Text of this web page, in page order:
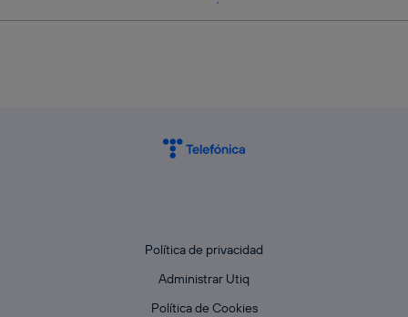
Política de privacidad
Administrar Utiq
Política de Cookies